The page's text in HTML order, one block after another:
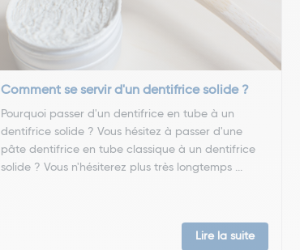
Comment se servir d'un dentifrice solide ?
Pourquoi passer d'un dentifrice en tube à un
dentifrice solide ? Vous hésitez à passer d'une
pâte dentifrice en tube classique à un dentifrice
solide ? Vous n'hésiterez plus très longtemps ...
Lire la suite